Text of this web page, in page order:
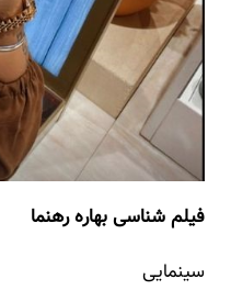
فیلم شناسی بهاره رهنما
سینمایی